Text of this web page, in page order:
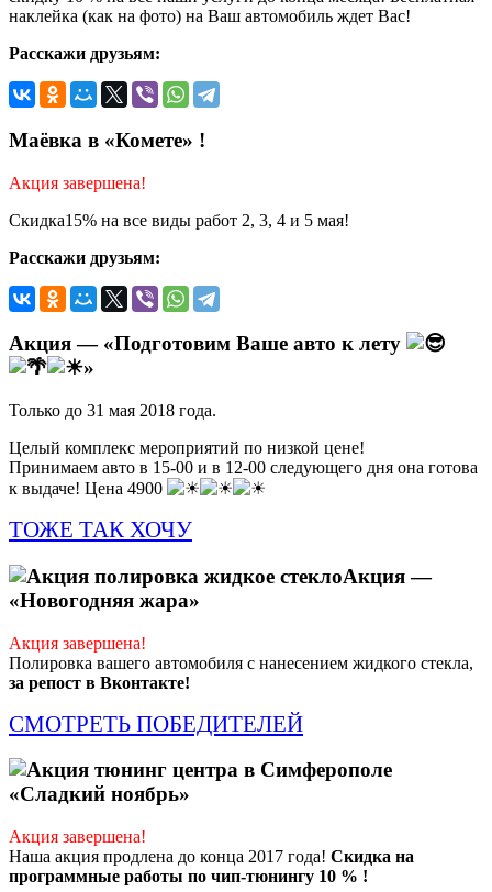
наклейка (как на фото) на Ваш автомобиль ждет Вас!
Расскажи друзьям:
Маёвка в «Комете» !
Акция завершена!
Скидка15% на все виды работ 2, 3, 4 и 5 мая!
Расскажи друзьям:
Акция — «Подготовим Ваше авто к лету
»
Только до 31 мая 2018 года.
Целый комплекс мероприятий по низкой цене!
Принимаем авто в 15-00 и в 12-00 следующего дня она готова
к выдаче! Цена 4900
ТОЖЕ ТАК ХОЧУ
Акция —
«Новогодняя жара»
Акция завершена!
Полировка вашего автомобиля с нанесением жидкого стекла,
за репост в Вконтакте!
СМОТРЕТЬ ПОБЕДИТЕЛЕЙ
«Сладкий ноябрь»
Акция завершена!
Наша акция продлена до конца 2017 года! Скидка на
программные работы по чип-тюнингу 10 % !